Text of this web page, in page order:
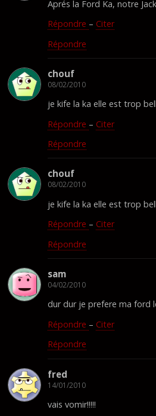
Aprés la Ford Ka, notre
Répondre – Citer
Répondre
chouf
08/02/2010
je kife la ka elle est trop
Répondre – Citer
Répondre
chouf
08/02/2010
je kife la ka elle est trop
Répondre – Citer
Répondre
sam
04/02/2010
dur dur je prefere ma ford
Répondre – Citer
Répondre
fred
14/01/2010
vais vomir!!!!!